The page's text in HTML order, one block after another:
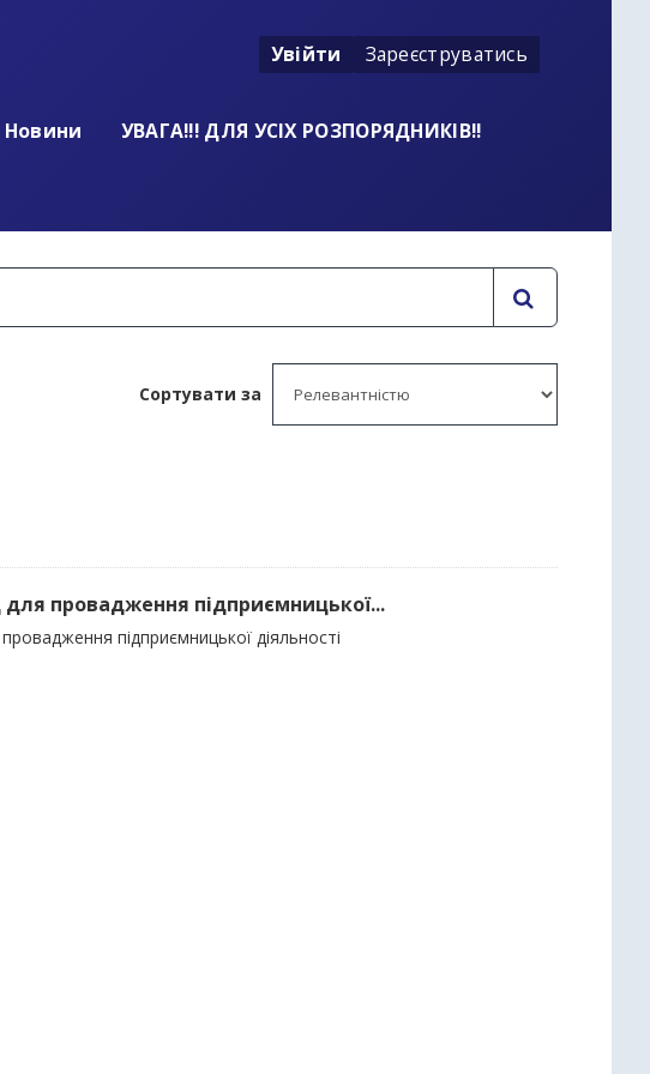
Увійти Зареєструватись
Новини
УВАГА!!! ДЛЯ УСІХ РОЗПОРЯДНИКІВ!!
Сортувати за
провадження підприємницької...
підприємницької діяльності